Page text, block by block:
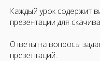
Каждый урок содержит
презентации для
Ответы на вопросы
презентаций.